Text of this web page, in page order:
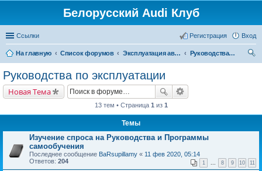
Белорусский Audi Клуб
Ссылки Вход
Регистрация
На главную Список форумов Эксплуатация автомобиля
Руководства по эксплуатации
Руководства по эксплуатации
Новая Тема
13 тем • Страница 1 из 1
Темы
Изучение спроса на Руководства и Программы
самообучения
Последнее сообщение BaRsupillamy « 11 фев 2020, 05:14
Ответов: 204 1 ... 8 9 10 11